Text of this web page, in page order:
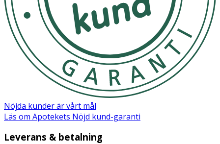
Nöjda kunder är vårt mål
Läs om Apotekets Nöjd kund-garanti
Leverans & betalning